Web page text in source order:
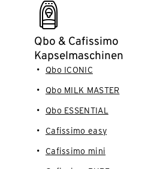
cafissimo_easy
Qbo & Cafissimo
Kapselmaschinen
Qbo ICONIC
Qbo MILK MASTER
Qbo ESSENTIAL
Cafissimo easy
Cafissimo mini